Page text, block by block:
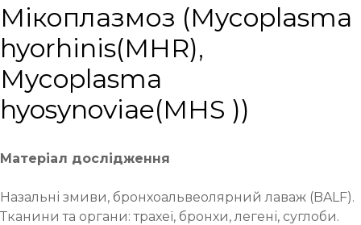
Мікоплазмоз (Mycoplasma
hyorhinis(MHR),
Mycoplasma
hyosynoviae(MHS ))
Матеріал дослідження
Назальні змиви, бронхоальвеолярний лаваж (BALF).
Тканини та органи: трахеї, бронхи, легені, суглоби.